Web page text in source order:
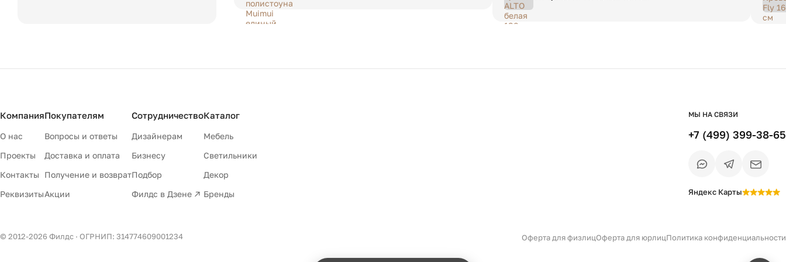
Компания
О нас
Проекты
Контакты
Реквизиты
Покупателям
Вопросы и ответы
Доставка и оплата
Получение и возврат
Акции
Сотрудничество
Дизайнерам
Бизнесу
Подбор
Филдс в Дзене ↗
Каталог
Мебель
Светильники
Декор
Бренды
МЫ НА СВЯЗИ
+7 (499) 399-38-65
Яндекс Карты
© 2012-2026 Филдс · ОГРНИП: 314774609001234 Оферта для физлицОферта для юрлицПолитика конфиденциальности